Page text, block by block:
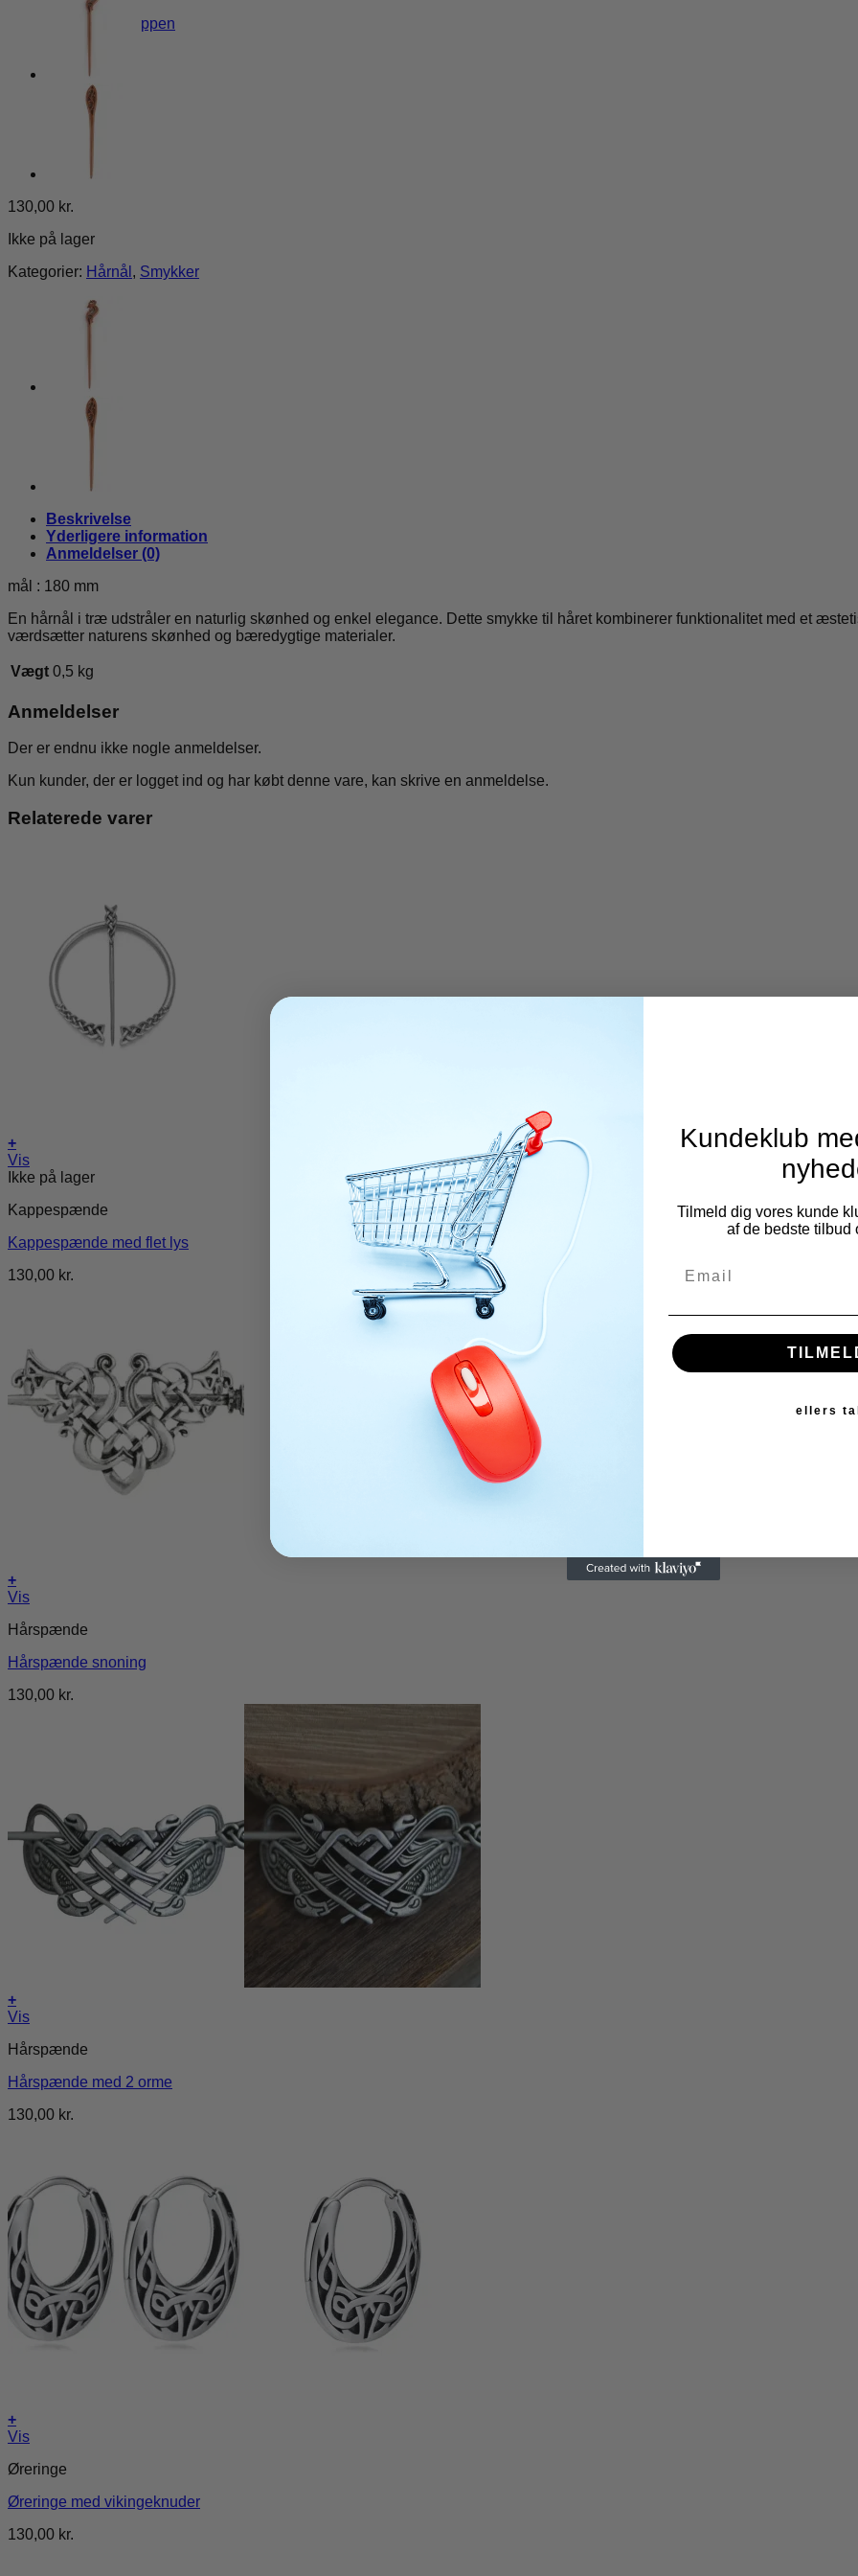
Tilbage til shoppen
130,00 kr.
Ikke på lager
Kategorier: Hårnål , Smykker
Beskrivelse
Yderligere information
Anmeldelser (0)
mål : 180 mm
En hårnål i træ udstråler en naturlig skønhed og enkel elegance. Dette smykke til håret kombinerer funktionalitet med et
værdsætter naturens skønhed og bæredygtige materialer.
Vægt 0,5 kg
Anmeldelser
Der er endnu ikke nogle anmeldelser.
Kun kunder, der er logget ind og har købt denne vare, kan skrive en anmeldelse.
Relaterede varer
+
Vis
Ikke på lager
Kappespænde
Kappespænde med flet lys
130,00 kr.
+
Vis
Hårspænde
Hårspænde snoning
130,00 kr.
+
Vis
Hårspænde
Hårspænde med 2 orme
130,00 kr.
+
Vis
Øreringe
Øreringe med vikingeknuder
130,00 kr.
Kundeklub
Tilmeld dig vores kunde
af de bedste tilbud
ellers